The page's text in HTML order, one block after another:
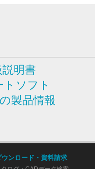
明書
ソフト
製品情報
ウンロード・資料請求